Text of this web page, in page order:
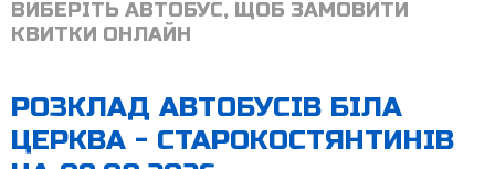
ВИБЕРІТЬ АВТОБУС, ЩОБ ЗАМОВИТИ
КВИТКИ ОНЛАЙН
РОЗКЛАД АВТОБУСІВ БІЛА
ЦЕРКВА - СТАРОКОСТЯНТИНІВ